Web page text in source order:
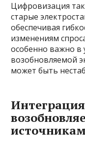
Цифровизация
старые
обеспечивая
изменениям
особенно важно в
возобновляемой
может быть